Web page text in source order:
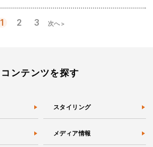
ジ
1 2 3 次へ >
コンテンツを探す
スタイリング
メディア情報